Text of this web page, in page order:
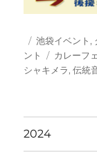
投
稿
日:
カ
テ
ゴ
池袋イベント ,
ント
タ
グ
カレーフ
シャキメラ,伝統
2024